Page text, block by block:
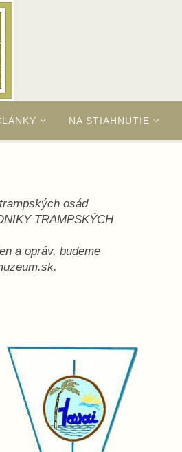
NA STIAHNUTIE
osád
TRAMPSKÝCH
a opráv, budeme